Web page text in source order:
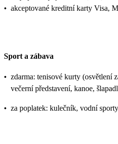
• akceptované kreditní karty Visa,
Sport a zábava
• zdarma: tenisové kurty (osvětlení
večerní představení, kanoe,
• za poplatek: kulečník, vodní